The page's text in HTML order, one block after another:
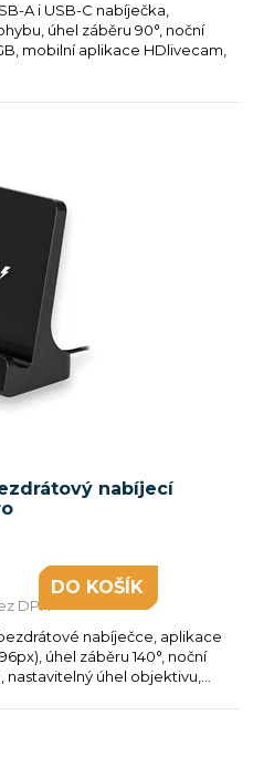
A i USB-C nabíječka,
úhel záběru 90°, noční
mobilní aplikace HDlivecam,
nabíjecí
DPH
DO KOŠÍKU
nabíječce, aplikace
úhel záběru 140°, noční
úhel objektivu,...